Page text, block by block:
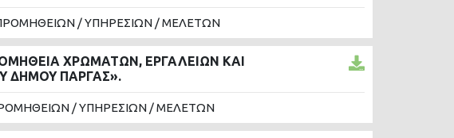
/ ΥΠΗΡΕΣΙΩΝ / ΜΕΛΕΤΩΝ
ΧΡΩΜΑΤΩΝ, ΕΡΓΑΛΕΙΩΝ ΚΑΙ
ΔΗΜΟΥ ΠΑΡΓΑΣ».
/ ΥΠΗΡΕΣΙΩΝ / ΜΕΛΕΤΩΝ